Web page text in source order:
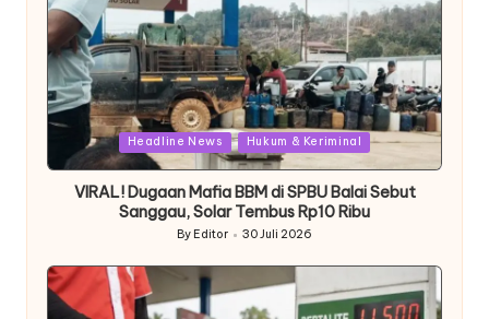
Posted
in
Headline News Hukum & Keriminal
VIRAL! Dugaan Mafia BBM di SPBU Balai Sebut
Sanggau, Solar Tembus Rp10 Ribu
Posted
by
By Editor 30 Juli 2026